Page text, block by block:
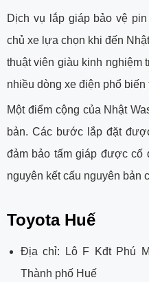
Dịch vụ lắp giáp bảo vệ
chủ xe lựa chọn khi đến
thuật viên giàu kinh nghiệm
nhiều dòng xe điện phổ
Một điểm cộng của Nhật
bản. Các bước lắp đặt
đảm bảo tấm giáp được cố
nguyên kết cấu nguyên bản
Toyota Huế
Địa chỉ: Lô F Kđt Phú
Thành phố Huế